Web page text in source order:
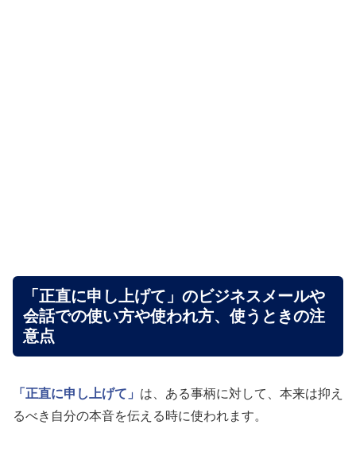
「正直に申し上げて」のビジネスメールや
会話での使い方や使われ方、使うときの注
意点
「正直に申し上げて」 は、ある事柄に対して、本来は抑え
るべき自分の本音を伝える時に使われます。